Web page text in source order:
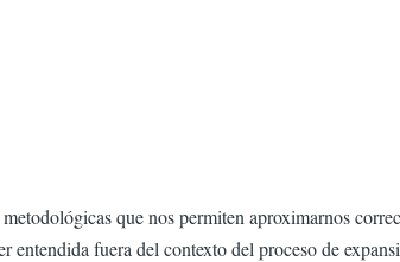
que nos permiten aproximarnos
fuera del contexto del proceso de